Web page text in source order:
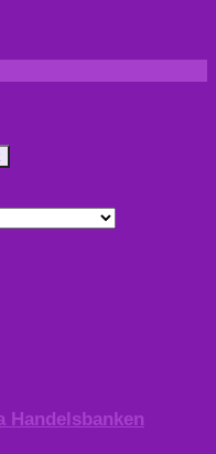
Handelsbanken